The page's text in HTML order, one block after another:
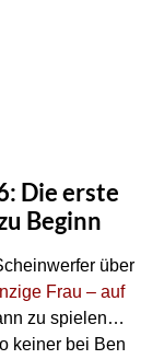
Die erste
Beginn
über
Frau – auf
zu spielen…
keiner bei Ben